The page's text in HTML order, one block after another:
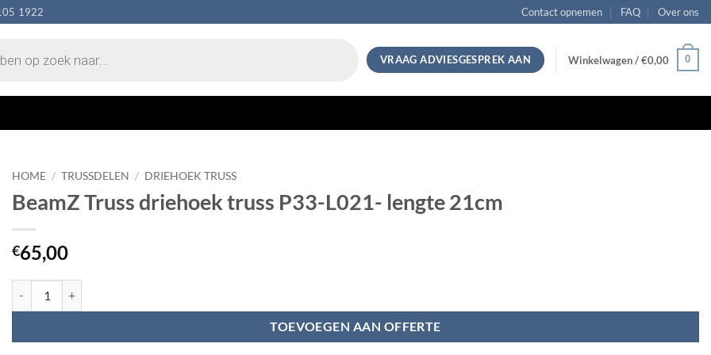
1922 Contact opnemen FAQ Over ons
VRAAG ADVIESGESPREK AAN Winkelwagen /€0,00 0
HOME / TRUSSDELEN / DRIEHOEK TRUSS
BeamZ Truss driehoek truss P33-L021- lengte 21cm
€65,00
TOEVOEGEN AAN OFFERTE